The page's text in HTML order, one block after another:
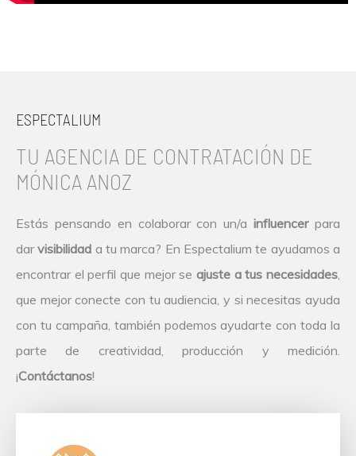
ESPECTALIUM
TU AGENCIA DE CONTRATACIÓN DE
MÓNICA ANOZ
Estás pensando en colaborar con un/ainfluencerpara
darvisibilidad a tu marca? En Espectalium te ayudamos a
encontrar el perfil que mejor se ajuste a tus necesidades
que mejor conecte con tu audiencia, y si necesitas ayuda
con tu campaña, también podemos ayudarte con toda la
parte de creatividad, producción y medición.
¡Contáctanos!